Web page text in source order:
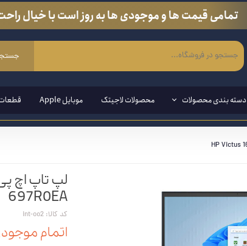
دسته بندی محصولات
کنسول بازی
محصولات لاجیتک موبایل Apple قطعات
تمامی قیمت ها و موجودی ها به روز است با خیال
697R0EA
کد کالا: int-oo2
اتمام